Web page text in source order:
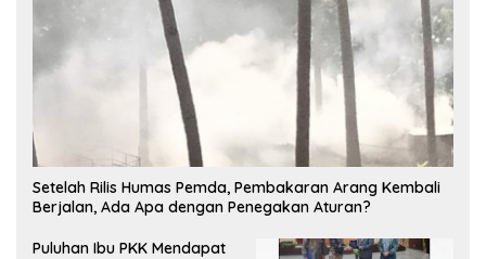
Setelah Rilis Humas Pemda, Pembakaran Arang Kembali
Berjalan, Ada Apa dengan Penegakan Aturan?
Puluhan Ibu PKK Mendapat